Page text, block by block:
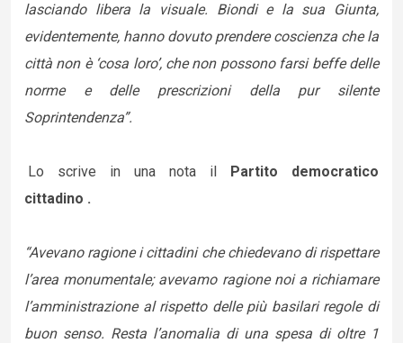
lasciando libera la visuale. Biondi e la sua Giunta,
evidentemente, hanno dovuto prendere coscienza che la
città non è ‘cosa loro’, che non possono farsi beffe delle
norme e delle prescrizioni della pur silente
Soprintendenza”.
Lo scrive in una nota il Partito democratico
cittadino .
“Avevano ragione i cittadini che chiedevano di rispettare
l’area monumentale; avevamo ragione noi a richiamare
l’amministrazione al rispetto delle più basilari regole di
buon senso. Resta l’anomalia di una spesa di oltre 1